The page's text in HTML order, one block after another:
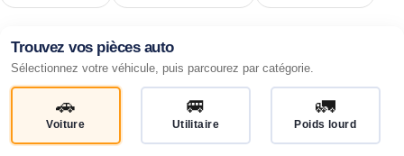
Trouvez vos pièces auto
Sélectionnez votre véhicule, puis parcourez par catégorie.
🚗
Voiture
🚐
Utilitaire
🚛
Poids lourd